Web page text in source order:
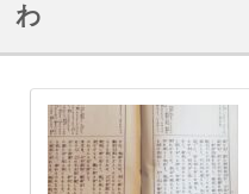
わ